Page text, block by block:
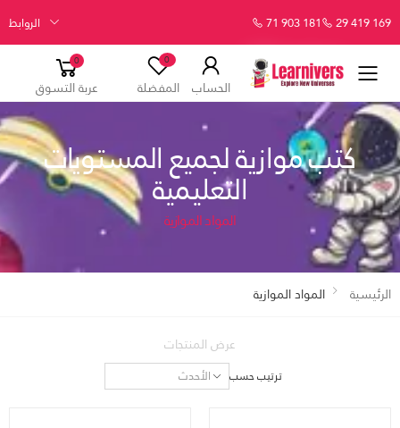
29 419 169
71 903 181 الروابط
الحساب
0
المفضلة
0
عربة التسوق
كتب موازية لجميع المستويات
التعليمية
المواد الموازية
الرئيسية المواد الموازية
عرض المنتجات
ترتيب حسب